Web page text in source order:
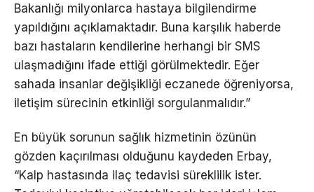
Bakanlığı milyonlarca hastaya bilgilendirme
yapıldığını açıklamaktadır. Buna karşılık haberde
bazı hastaların kendilerine herhangi bir SMS
ulaşmadığını ifade ettiği görülmektedir. Eğer
sahada insanlar değişikliği eczanede öğreniyorsa,
iletişim sürecinin etkinliği sorgulanmalıdır.”
En büyük sorunun sağlık hizmetinin özünün
gözden kaçırılması olduğunu kaydeden Erbay,
“Kalp hastasında ilaç tedavisi süreklilik ister.